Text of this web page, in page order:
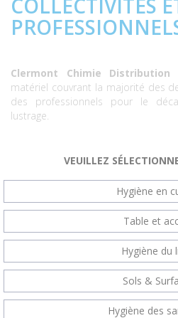
COLLECTIVITÉS
Clermont Chimie Distribution
matériel couvrant la majorité des
des professionnels pour le
lustrage.
VEUILLEZ
Hygiène en
Table et
Hygiène du
Sols &
Hygiène des